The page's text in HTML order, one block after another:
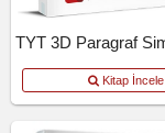
Kitap İncele